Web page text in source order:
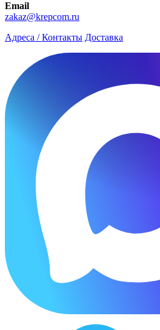
Email
zakaz@krepcom.ru
Адреса / Контакты Доставка